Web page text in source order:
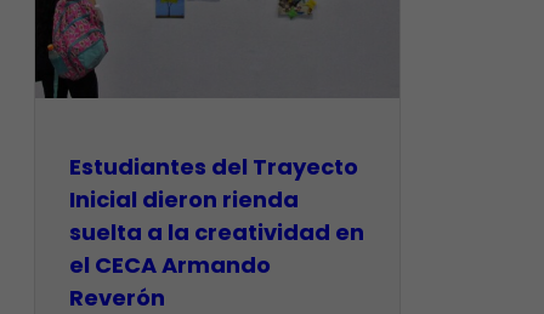
Estudiantes del Trayecto
Inicial dieron rienda
suelta a la creatividad en
el CECA Armando
Reverón